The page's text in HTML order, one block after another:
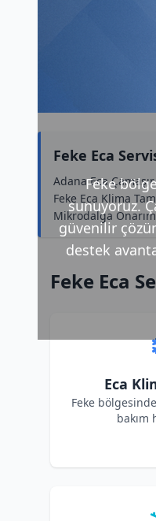
Feke
sunuyoruz.
güvenilir
destek
Feke Eca
Adana Eca
Feke Eca Klima
Mikrodalga
Feke Eca
Eca
Feke
bakım